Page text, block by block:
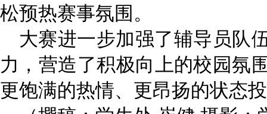
松预热赛事氛围。
大赛进一步加强了辅导员队
力，营造了积极向上的校园氛
更饱满的热情、更昂扬的状态